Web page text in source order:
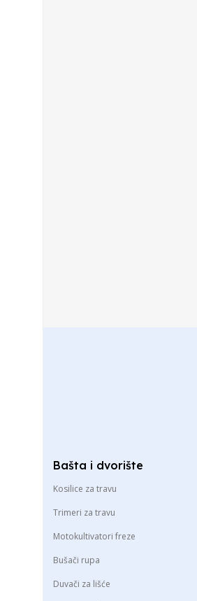
Bašta i dvorište
Kosilice za travu
Trimeri za travu
Motokultivatori freze
Bušači rupa
Duvači za lišće